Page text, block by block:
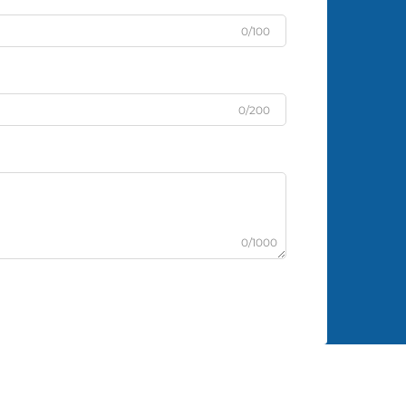
0/100
0/200
0/1000